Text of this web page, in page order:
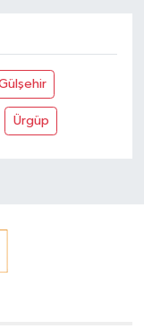
Ürgüp